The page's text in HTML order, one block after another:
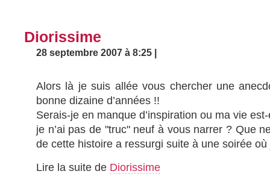
Diorissime
28 septembre 2007 à 8:25 |
Alors là je suis allée vous chercher une
bonne dizaine d’années !!
Serais-je en manque d’inspiration ou ma vie
je n’ai pas de "truc" neuf à vous narrer ? Que
de cette histoire a ressurgi suite à une soirée
Lire la suite de Diorissime